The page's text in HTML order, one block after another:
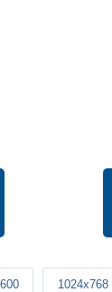
1024x768